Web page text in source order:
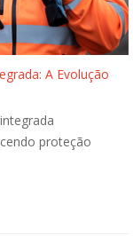
A Evolução
proteção